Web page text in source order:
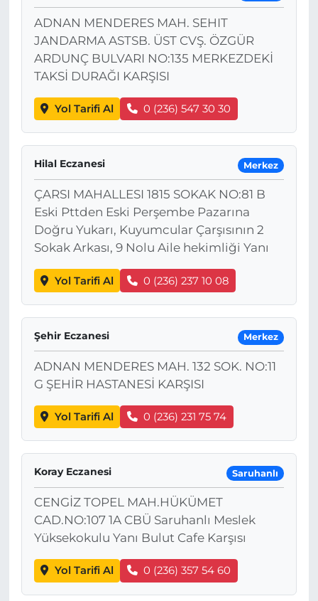
ADNAN MENDERES MAH. SEHIT
JANDARMA ASTSB. ÜST CVŞ. ÖZGÜR
ARDUNÇ BULVARI NO:135 MERKEZDEKİ
TAKSİ DURAĞI KARŞISI
Yol Tarifi Al 0 (236) 547 30 30
Hilal Eczanesi Merkez
ÇARSI MAHALLESI 1815 SOKAK NO:81 B
Eski Pttden Eski Perşembe Pazarına
Doğru Yukarı, Kuyumcular Çarşısının 2
Sokak Arkası, 9 Nolu Aile hekimliği Yanı
Yol Tarifi Al 0 (236) 237 10 08
Şehir Eczanesi Merkez
ADNAN MENDERES MAH. 132 SOK. NO:11
G ŞEHİR HASTANESİ KARŞISI
Yol Tarifi Al 0 (236) 231 75 74
Koray Eczanesi Saruhanlı
CENGİZ TOPEL MAH.HÜKÜMET
CAD.NO:107 1A CBÜ Saruhanlı Meslek
Yüksekokulu Yanı Bulut Cafe Karşısı
Yol Tarifi Al 0 (236) 357 54 60